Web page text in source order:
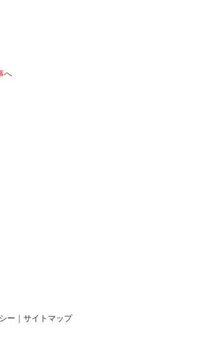
へ
ー
サイトマップ